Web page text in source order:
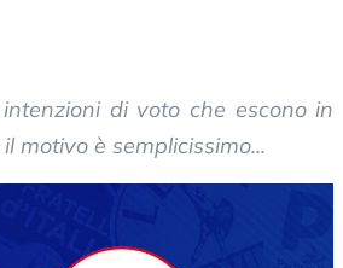
di voto che escono in
motivo è semplicissimo...